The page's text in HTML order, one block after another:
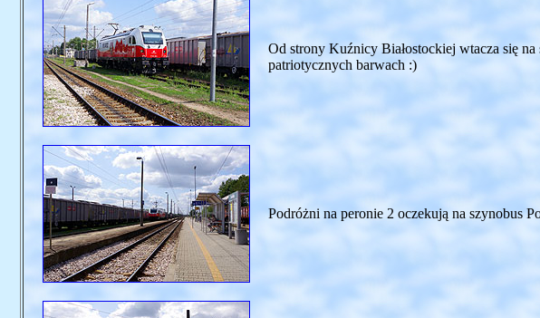
Od strony Kuźnicy Białostockiej wtacza się
patriotycznych barwach :)
Podróżni na peronie 2 oczekują na szynobus